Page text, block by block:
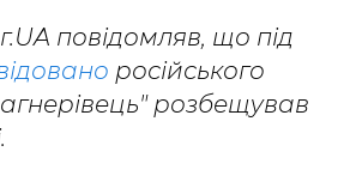
повідомляв, що під
російського
розбещував